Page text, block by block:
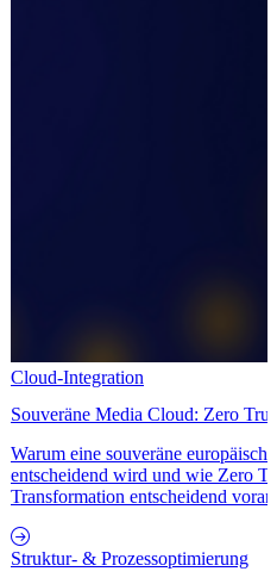
Cloud-Integration
Souveräne Media Cloud: Zero
Warum eine souveräne
entscheidend wird und wie Zero
Transformation entscheidend
Struktur- & Prozessoptimierung